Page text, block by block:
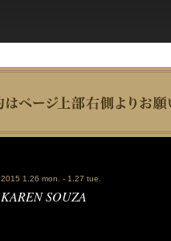
2015 1.26 mon. - 1.27 tue.
KAREN SOUZA